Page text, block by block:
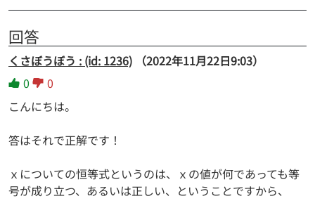
回答
くさぼうぼう : (id: 1236)
（2022年11月22日9:03）
0
0
こんにちは。
答はそれで正解です！
ｘについての恒等式というのは、ｘの値が何であっても等
号が成り立つ、あるいは正しい、ということですから、